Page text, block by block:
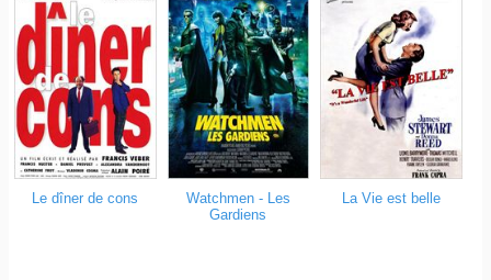
Le dîner de cons
Watchmen - Les
Gardiens
La Vie est belle